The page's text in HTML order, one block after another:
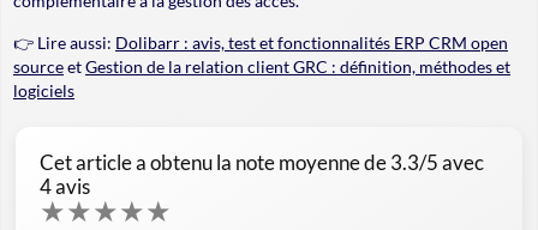
👉 Lire aussi: Dolibarr : avis, test et fonctionnalités ERP CRM open
sourceetGestion de la relation client GRC : définition, méthodes et
logiciels
Cet article a obtenu la note moyenne de3.3/5 avec
4avis
★★★★★